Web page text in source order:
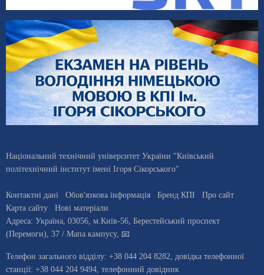
Національний технічний університет України "Київський
політехнічний інститут імені Ігоря Сікорського"
Контактні дані Обов'язкова інформація Бренд КПІ
Про сайт
Карта сайту
Нові матеріали
Адреса: Україна 03056 , м. Київ-56, Берестейський проспект
(Перемоги), 37 / Мапа кампусу, 📧
Телефон загального відділу: +38 044 204 8282, довiдка телефонної
станцiї: +38 044 204 9494, телефонний довідник